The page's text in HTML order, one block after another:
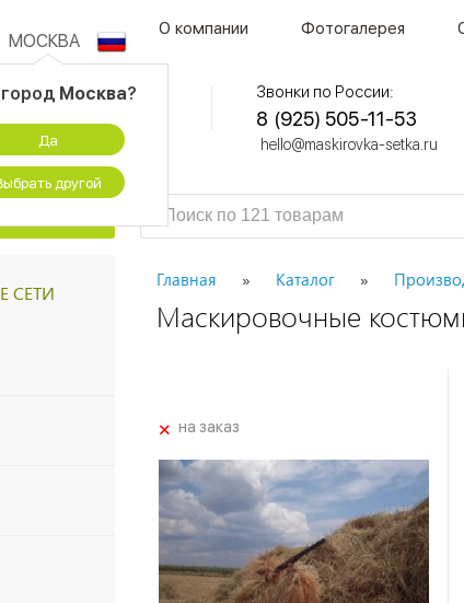
МОСКВА
Москва?
Да
другой
О компании Фотогалерея
Контактный центр:
8 (925) 505-11-53
ПН - ПТ 09:00 - 18:00
Звонки по России:
8 (925) 505-11-53
hello@maskirovka-setka.ru
СЕТИ
Главная Каталог
Маскировочные
+на заказ